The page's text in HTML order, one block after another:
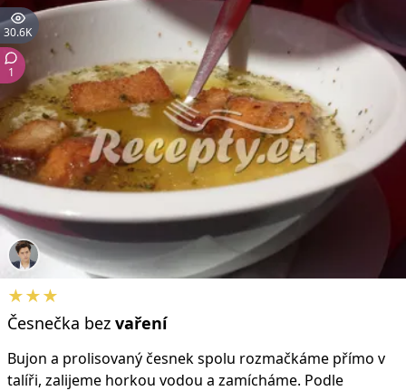
30.6K
1
★★★
Česnečka bez vaření
Bujon a prolisovaný česnek spolu rozmačkáme přímo v
talíři, zalijeme horkou vodou a zamícháme. Podle